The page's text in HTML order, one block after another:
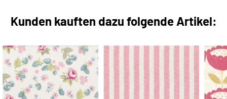
Kunden kauften dazu folgende Artikel: